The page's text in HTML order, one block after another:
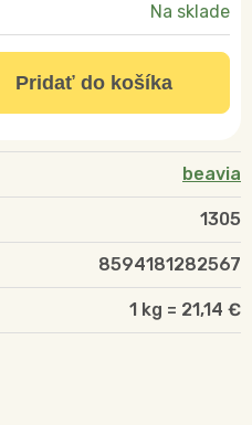
Na sklade
Pridať do košíka
beavia
1305
8594181282567
1 kg = 21,14 €